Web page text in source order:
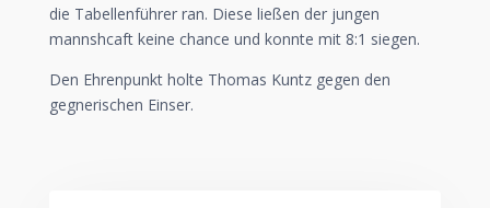
die Tabellenführer ran. Diese ließen der jungen
mannshcaft keine chance und konnte mit 8:1 siegen.
Den Ehrenpunkt holte Thomas Kuntz gegen den
gegnerischen Einser.